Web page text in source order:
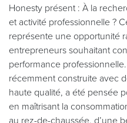
Honesty présent : À la
et activité professionnelle ?
représente une opportunité
entrepreneurs souhaitant
performance
récemment construite avec
haute qualité, a été pensée
en maîtrisant la
au rez-de-chaussée, d’une